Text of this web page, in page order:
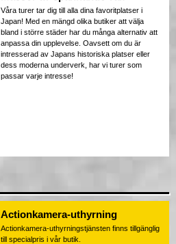
Våra turer tar dig till alla dina favoritplatser i
Japan! Med en mängd olika butiker att välja
bland i större städer har du många alternativ att
anpassa din upplevelse. Oavsett om du är
intresserad av Japans historiska platser eller
dess moderna underverk, har vi turer som
passar varje intresse!
Actionkamera-uthyrning
Actionkamera-uthyrningstjänsten finns tillgänglig
till specialpris i vår butik.